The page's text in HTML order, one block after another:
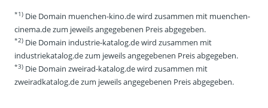
*1)Die Domain muenchen-kino.de wird zusammen mit muenchen-
cinema.de zum jeweils angegebenen Preis abgegeben.
*2)Die Domain industrie-katalog.de wird zusammen mit
industriekatalog.de zum jeweils angegebenen Preis abgegeben.
*3)Die Domain zweirad-katalog.de wird zusammen mit
zweiradkatalog.de zum jeweils angegebenen Preis abgegeben.